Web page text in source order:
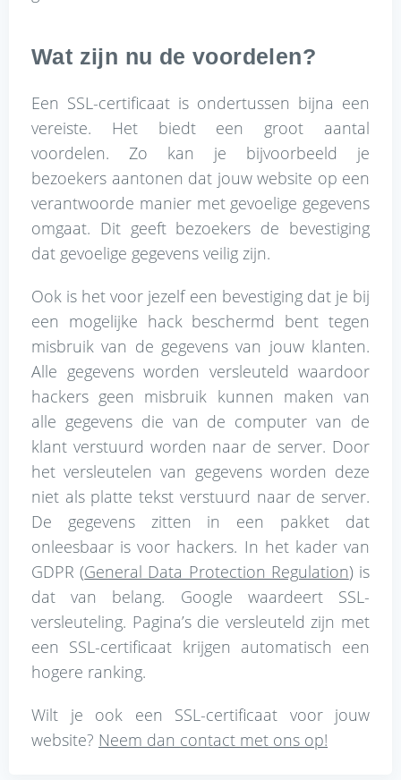
Wat zijn nu de voordelen?
Een SSL-certificaat is ondertussen bijna een
vereiste. Het biedt een groot aantal
voordelen. Zo kan je bijvoorbeeld je
bezoekers aantonen dat jouw website op een
verantwoorde manier met gevoelige gegevens
omgaat. Dit geeft bezoekers de bevestiging
dat gevoelige gegevens veilig zijn.
Ook is het voor jezelf een bevestiging dat je bij
een mogelijke hack beschermd bent tegen
misbruik van de gegevens van jouw klanten.
Alle gegevens worden versleuteld waardoor
hackers geen misbruik kunnen maken van
alle gegevens die van de computer van de
klant verstuurd worden naar de server. Door
het versleutelen van gegevens worden deze
niet als platte tekst verstuurd naar de server.
De gegevens zitten in een pakket dat
onleesbaar is voor hackers. In het kader van
GDPR (General Data Protection Regulation) is
dat van belang. Google waardeert SSL-
versleuteling. Pagina’s die versleuteld zijn met
een SSL-certificaat krijgen automatisch een
hogere ranking.
Wilt je ook een SSL-certificaat voor jouw
website? Neem dan contact met ons op!